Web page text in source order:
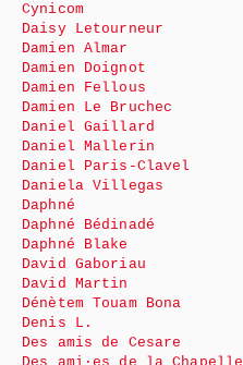
Cynicom
Daisy Letourneur
Damien Almar
Damien Doignot
Damien Fellous
Damien Le Bruchec
Daniel Gaillard
Daniel Mallerin
Daniel Paris-Clavel
Daniela Villegas
Daphné
Daphné Bédinadé
Daphné Blake
David Gaboriau
David Martin
Dénètem Touam Bona
Denis L.
Des amis de Cesare